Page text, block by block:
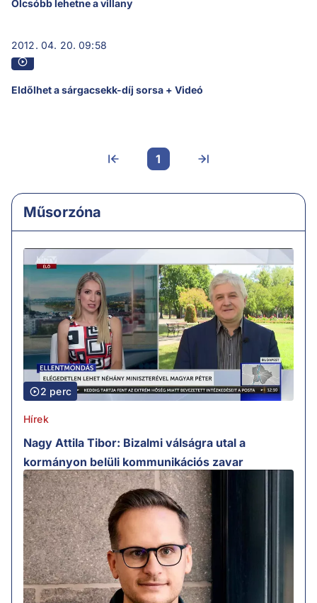
Olcsóbb lehetne a villany
2012. 04. 20. 09:58
Eldőlhet a sárgacsekk-díj sorsa + Videó
1
Műsorzóna
2 perc
Hírek
Nagy Attila Tibor: Bizalmi válságra utal a
kormányon belüli kommunikációs zavar